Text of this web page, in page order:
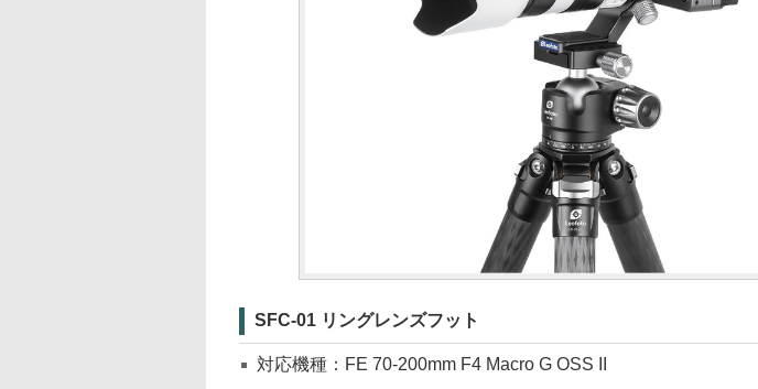
SFC-01 リングレンズフット
対応機種：FE 70-200mm F4 Macro G OSS II